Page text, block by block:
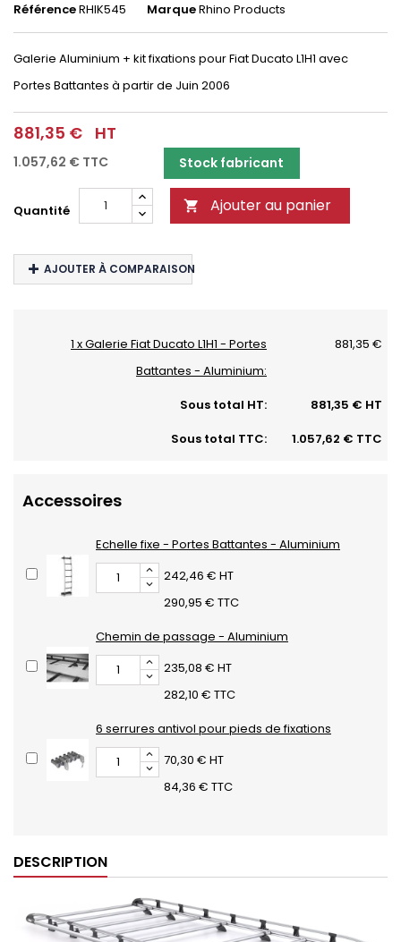
RéférenceRHIK545 MarqueRhino Products
Galerie Aluminium + kit fixations pour Fiat Ducato L1H1 avec
Portes Battantes à partir de Juin 2006
881,35 € HT
1.057,62 € TTC Stock fabricant
Quantité  Ajouter au panier
AJOUTER À COMPARAISON
1 x Galerie Fiat Ducato L1H1 - Portes
Battantes - Aluminium:
881,35 €
Sous total HT:
881,35 € HT
Sous total TTC:
1.057,62 € TTC
Accessoires
Echelle fixe - Portes Battantes - Aluminium
242,46 € HT
290,95 € TTC
Chemin de passage - Aluminium
235,08 € HT
282,10 € TTC
6 serrures antivol pour pieds de fixations
70,30 € HT
84,36 € TTC
DESCRIPTION